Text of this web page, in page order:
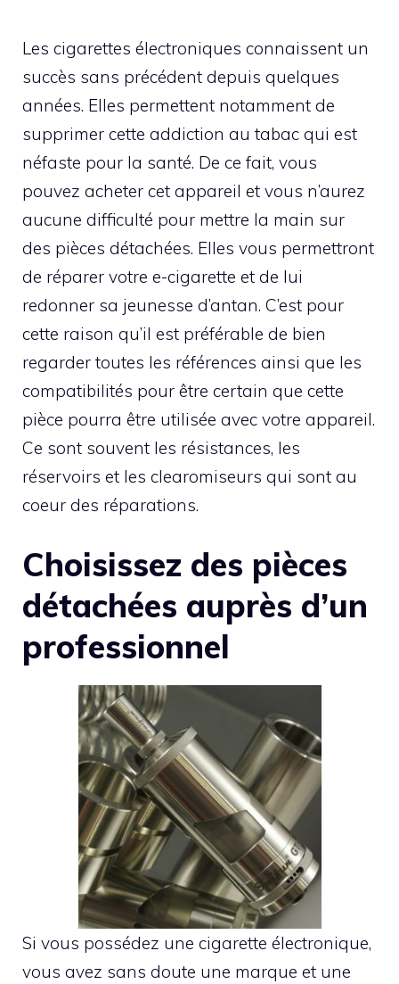
Les cigarettes électroniques connaissent un
succès sans précédent depuis quelques
années. Elles permettent notamment de
supprimer cette addiction au tabac qui est
néfaste pour la santé. De ce fait, vous
pouvez acheter cet appareil et vous n’aurez
aucune difficulté pour mettre la main sur
des pièces détachées. Elles vous permettront
de réparer votre e-cigarette et de lui
redonner sa jeunesse d’antan. C’est pour
cette raison qu’il est préférable de bien
regarder toutes les références ainsi que les
compatibilités pour être certain que cette
pièce pourra être utilisée avec votre appareil.
Ce sont souvent les résistances, les
réservoirs et les clearomiseurs qui sont au
coeur des réparations.
Choisissez des pièces
détachées auprès d’un
professionnel
Si vous possédez une cigarette électronique,
vous avez sans doute une marque et une